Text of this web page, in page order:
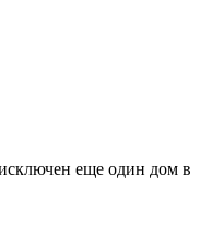
еще один дом в